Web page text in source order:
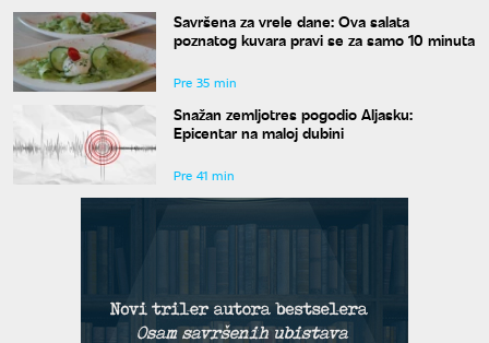
Savršena za vrele dane: Ova salata
poznatog kuvara pravi se za samo 10 minuta
Pre 35 min
Snažan zemljotres pogodio Aljasku:
Epicentar na maloj dubini
Pre 41 min